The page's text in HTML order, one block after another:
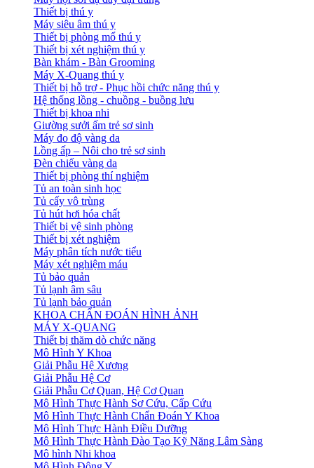
Thiết bị thú y
Máy siêu âm thú y
Thiết bị phòng mổ thú y
Thiết bị xét nghiệm thú y
Bàn khám - Bàn Grooming
Máy X-Quang thú y
Thiết bị hỗ trợ - Phục hồi chức năng thú y
Hệ thống lồng - chuồng - buồng lưu
Thiết bị khoa nhi
Giường sưởi ấm trẻ sơ sinh
Máy đo độ vàng da
Lồng ấp – Nôi cho trẻ sơ sinh
Đèn chiếu vàng da
Thiết bị phòng thí nghiệm
Tủ an toàn sinh học
Tủ cấy vô trùng
Tủ hút hơi hóa chất
Thiết bị vệ sinh phòng
Thiết bị xét nghiệm
Máy phân tích nước tiểu
Máy xét nghiệm máu
Tủ bảo quản
Tủ lạnh âm sâu
Tủ lạnh bảo quản
KHOA CHẨN ĐOÁN HÌNH ẢNH
MÁY X-QUANG
Thiết bị thăm dò chức năng
Mô Hình Y Khoa
Giải Phẫu Hệ Xương
Giải Phẫu Hệ Cơ
Giải Phẫu Cơ Quan, Hệ Cơ Quan
Mô Hình Thực Hành Sơ Cứu, Cấp Cứu
Mô Hình Thực Hành Chẩn Đoán Y Khoa
Mô Hình Thực Hành Điều Dưỡng
Mô Hình Thực Hành Đào Tạo Kỹ Năng Lâm Sàng
Mô hình Nhi khoa